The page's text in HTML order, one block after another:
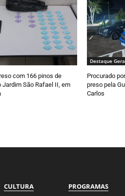
com 166 pinos de
Jardim São Rafael II, em
Destaque
Procurado
preso pela
Carlos
CULTURA PROGRAMAS